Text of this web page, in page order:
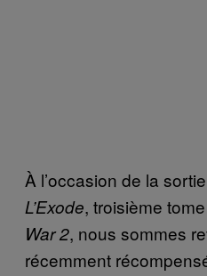
À l’occasion de la
L’Exode, troisième
War 2, nous sommes
récemment